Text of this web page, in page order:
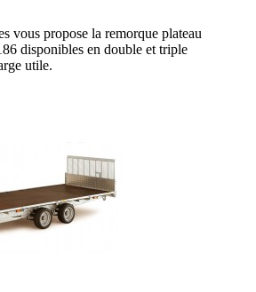
vous propose la remorque plateau
disponibles en double et triple
utile.